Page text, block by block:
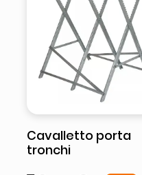
Cavalletto porta
tronchi